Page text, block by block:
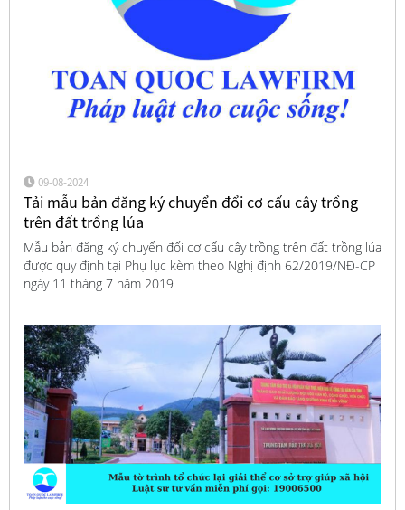
09-08-2024
Tải mẫu bản đăng ký chuyển đổi cơ cấu cây trồng
trên đất trồng lúa
Mẫu bản đăng ký chuyển đổi cơ cấu cây trồng trên đất trồng lúa
được quy định tại Phụ lục kèm theo Nghị định 62/2019/NĐ-CP
ngày 11 tháng 7 năm 2019